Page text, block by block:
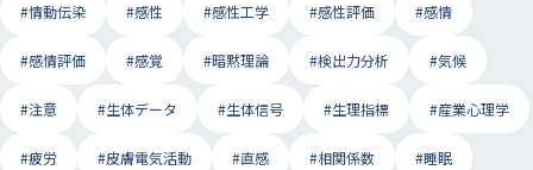
#情動伝染 #感性 #感性工学 #感性評価 #感情
#感情評価 #感覚 #暗黙理論 #検出力分析 #気候
#注意 #生体データ #生体信号 #生理指標 #産業心理学
#疲労 #皮膚電気活動 #直感 #相関係数 #睡眠